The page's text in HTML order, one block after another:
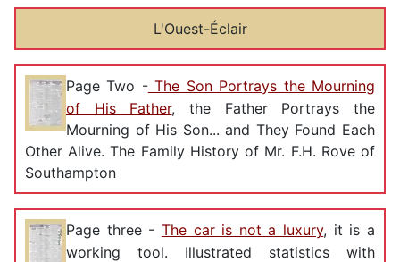
L'Ouest-Éclair
Page Two -The Son Portrays the Mourning
of His Father, the Father Portrays the
Mourning of His Son... and They Found Each
Other Alive. The Family History of Mr. F.H. Rove of
Southampton
Page three - The car is not a luxury, it is a
working tool. Illustrated statistics with